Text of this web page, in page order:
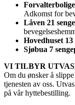
Adkomst for
Låven 21
Hovedhuset 13
Sjøbua 7
VI TILBYR
Om du ønsker å
tjenesten av oss.
på vår hyttebestilling.